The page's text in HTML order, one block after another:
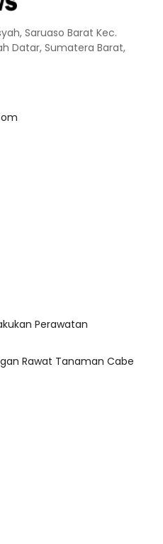
Saruaso Barat Kec.
Datar, Sumatera Barat,
Perawatan
Rawat Tanaman Cabe